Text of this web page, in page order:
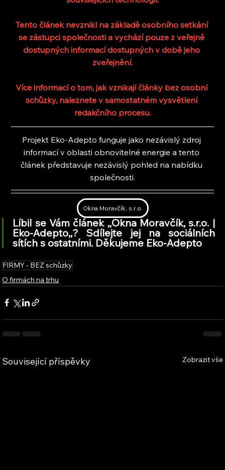
Tento článek nevznikl na základě osobního setkání
se zástupci společnosti a vychází pouze z veřejně
dostupných informací dostupných v době jeho
zveřejnění.
Více informací o tom, jak vznikají články bez osobní
schůzky, naleznete v samostatném vysvětlení
redakčního procesu.
Projekt Eko-Adepto funguje jako nezávislý zdroj
informací v oblasti obnovitelné energie a tento
článek představuje nezávislý pohled na nabídku
společnosti.
Okna Moravčík, s.r.o.
Líbil se Vám článek ,,Okna Moravčík, s.r.o. |
Eko-Adepto,,? Sdílejte jej na sociálních
sítích s ostatními. Děkujeme Eko-Adepto
FIRMY - BEZ schůzky
O firmách na trhu
Související příspěvky Zobrazit vše